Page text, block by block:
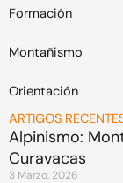
Formación
Montañismo
Orientación
ARTIGOS
Alpinismo:
Curavacas
3 Marzo, 2026